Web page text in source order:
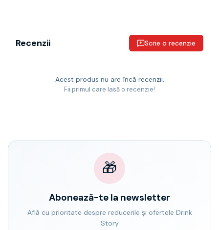
Recenzii Scrie o recenzie
Acest produs nu are încă recenzii.
Fii primul care lasă o recenzie!
🎁
Abonează-te la newsletter
Află cu prioritate despre reducerile și ofertele Drink
Story